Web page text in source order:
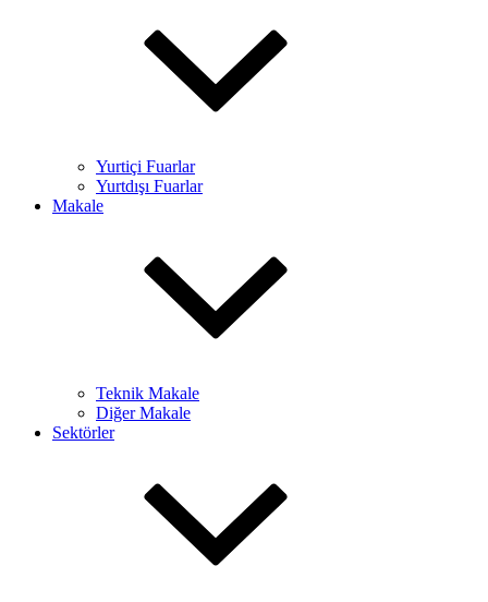
Yurtiçi Fuarlar
Yurtdışı Fuarlar
Makale
Teknik Makale
Diğer Makale
Sektörler